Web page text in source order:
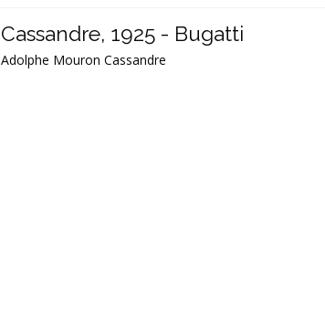
Cassandre, 1925 - Bugatti
Adolphe Mouron Cassandre